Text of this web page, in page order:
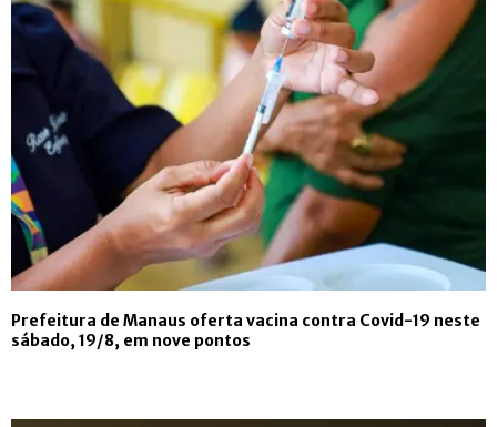
Prefeitura de Manaus oferta vacina contra Covid-19 neste
sábado, 19/8, em nove pontos